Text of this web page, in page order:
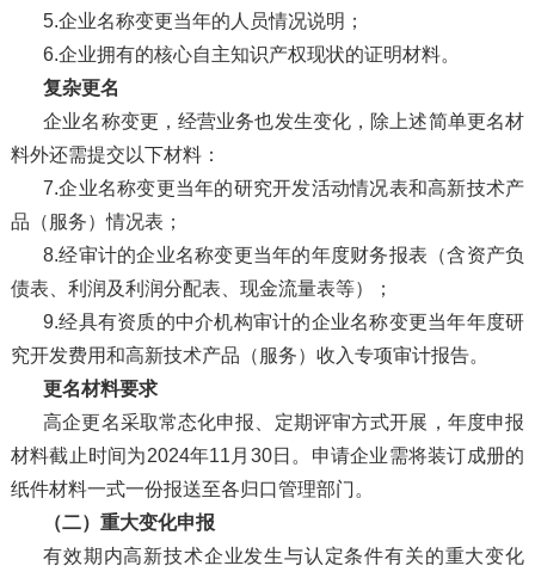
5.企业名称变更当年的人员情况说明；
6.企业拥有的核心自主知识产权现状的证明材料。
复杂更名
企业名称变更，经营业务也发生变化，除上述简单更名材
料外还需提交以下材料：
7.企业名称变更当年的研究开发活动情况表和高新技术产
品（服务）情况表；
8.经审计的企业名称变更当年的年度财务报表（含资产负
债表、利润及利润分配表、现金流量表等）；
9.经具有资质的中介机构审计的企业名称变更当年年度研
究开发费用和高新技术产品（服务）收入专项审计报告。
更名材料要求
高企更名采取常态化申报、定期评审方式开展，年度申报
材料截止时间为2024年11月30日。申请企业需将装订成册的
纸件材料一式一份报送至各归口管理部门。
（二）重大变化申报
有效期内高新技术企业发生与认定条件有关的重大变化